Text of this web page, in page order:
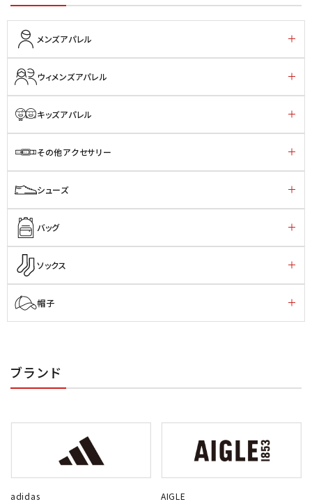
メンズアパレル
ウィメンズアパレル
キッズアパレル
その他アクセサリー
シューズ
バッグ
ソックス
帽子
ブランド
adidas AIGLE